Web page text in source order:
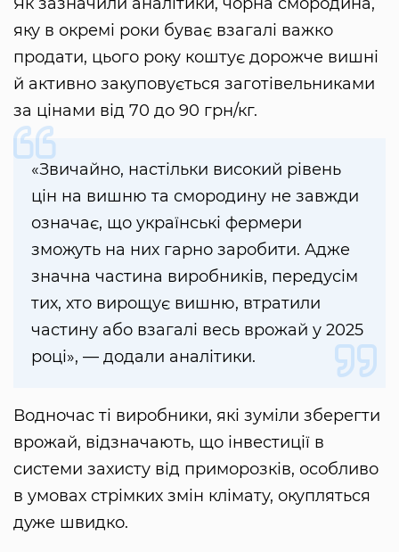
яку в окремі роки буває взагалі важко
продати, цього року коштує дорожче вишні
й активно закуповується заготівельниками
за цінами від 70 до 90 грн/кг.
«Звичайно, настільки високий рівень
цін на вишню та смородину не завжди
означає, що українські фермери
зможуть на них гарно заробити. Адже
значна частина виробників, передусім
тих, хто вирощує вишню, втратили
частину або взагалі весь врожай у 2025
році», — додали аналітики.
Водночас ті виробники, які зуміли зберегти
врожай, відзначають, що інвестиції в
системи захисту від приморозків, особливо
в умовах стрімких змін клімату, окупляться
дуже швидко.